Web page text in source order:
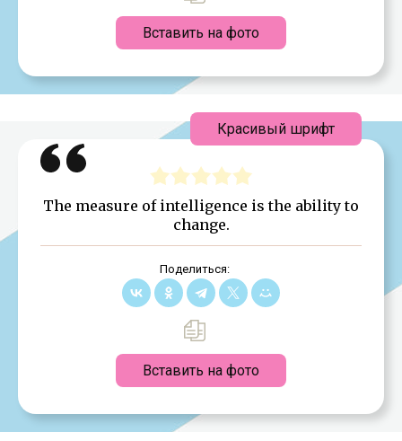
Вставить на фото
The measure of intelligence is the ability to
change.
Поделиться:
Вставить на фото
Красивый шрифт